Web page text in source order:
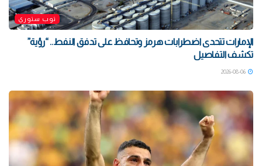
توب ستوري
الإمارات تتحدى اضطرابات هرمز وتحافظ على تدفق النفط.. “رؤية”
تكشف التفاصيل